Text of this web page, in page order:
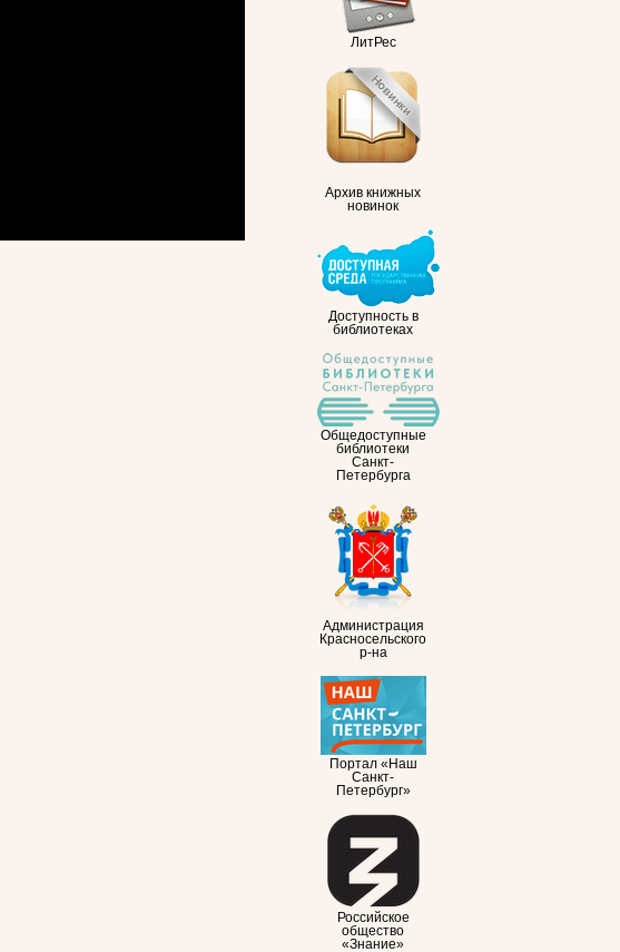
ЛитРес
Архив книжных
новинок
Доступность в
библиотеках
Общедоступные
библиотеки
Санкт-
Петербурга
Администрация
Красносельского
р-на
Портал «Наш
Санкт-
Петербург»
Российское
общество
«Знание»